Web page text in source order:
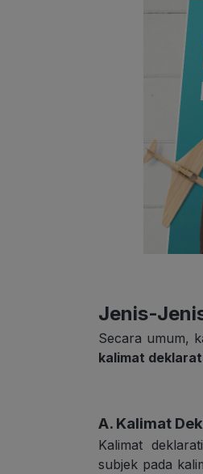
Jenis-
Secara umum,
kalimat
A. Kalimat
Kalimat
subjek pada